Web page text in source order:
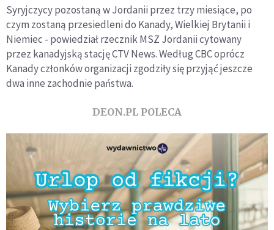
Syryjczycy pozostaną w Jordanii przez trzy miesiące, po
czym zostaną przesiedleni do Kanady, Wielkiej Brytanii i
Niemiec - powiedział rzecznik MSZ Jordanii cytowany
przez kanadyjską stację CTV News. Według CBC oprócz
Kanady członków organizacji zgodziły się przyjąć jeszcze
dwa inne zachodnie państwa.
DEON.PL POLECA